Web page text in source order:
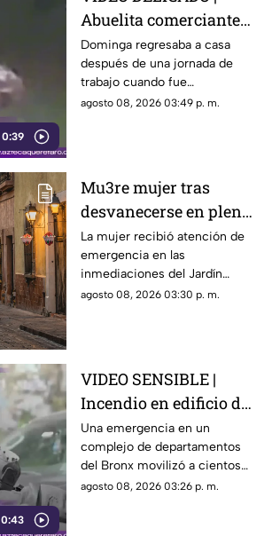
0:39
Abuelita comerciante
es as3sin4da en Puebla
por 90 pesos
Dominga regresaba a casa
después de una jornada de
trabajo cuando fue
interceptada por un hombre
agosto 08, 2026 03:49 p. m.
Mu3re mujer tras
desvanecerse en plena
vía pública en el Centro
Histórico de Querétaro
La mujer recibió atención de
emergencia en las
inmediaciones del Jardín
Corregidora, pero los
agosto 08, 2026 03:30 p. m.
0:43
VIDEO SENSIBLE |
Incendio en edificio de
Nueva York deja un
mu3rto y 14 heridos
Una emergencia en un
complejo de departamentos
del Bronx movilizó a cientos
de bomberos y dejó víctimas
agosto 08, 2026 03:26 p. m.